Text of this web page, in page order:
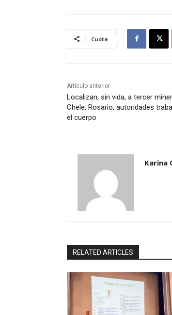
Cuota
Artículo anterior
Localizan, sin vida, a tercer
Chele, Rosario, autoridades
el cuerpo
Karina
RELATED ARTICLES